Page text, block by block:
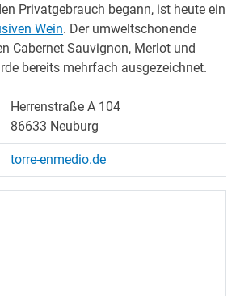
Privatgebrauch begann, ist heute ein
Wein. Der umweltschonende
Cabernet Sauvignon, Merlot und
bereits mehrfach ausgezeichnet.
Herrenstraße A 104
86633 Neuburg
torre-enmedio.de